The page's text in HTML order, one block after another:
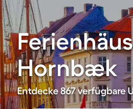
Hornbæk
Entdecke 867 verfügbare